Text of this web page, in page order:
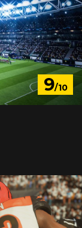
9/10